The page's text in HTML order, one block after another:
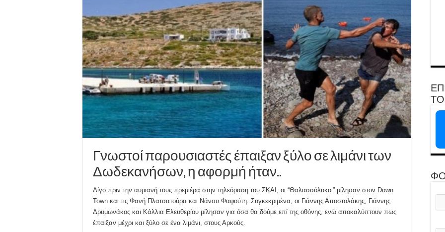
Γνωστοί παρουσιαστές έπαιξαν ξύλο σε λιμάνι των
Δωδεκανήσων, η αφορμή ήταν..
Λίγο πριν την αυριανή τους πρεμιέρα στην τηλεόραση του ΣΚΑΙ, οι “Θαλασσόλυκοι” μίλησαν στον Down
Town και τις Φανή Πλατσατούρα και Νάνσυ Φαφούτη. Συγκεκριμένα, οι Γιάννης Αποστολάκης, Γιάννης
Δρυμωνάκος και Κάλλια Ελευθερίου μίλησαν για όσα θα δούμε επί της οθόνης, ενώ αποκαλύπτουν πως
έπαιξαν μέχρι και ξύλο σε ένα λιμάνι, στους Αρκούς.
ΤΟ